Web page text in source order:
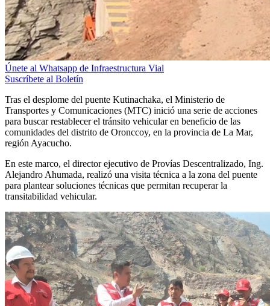
Únete al Whatsapp de Infraestructura Vial
Suscríbete al Boletín
Tras el desplome del puente Kutinachaka, el Ministerio de
Transportes y Comunicaciones (MTC) inició una serie de acciones
para buscar restablecer el tránsito vehicular en beneficio de las
comunidades del distrito de Oronccoy, en la provincia de La Mar,
región Ayacucho.
En este marco, el director ejecutivo de Provías Descentralizado, Ing.
Alejandro Ahumada, realizó una visita técnica a la zona del puente
para plantear soluciones técnicas que permitan recuperar la
transitabilidad vehicular.